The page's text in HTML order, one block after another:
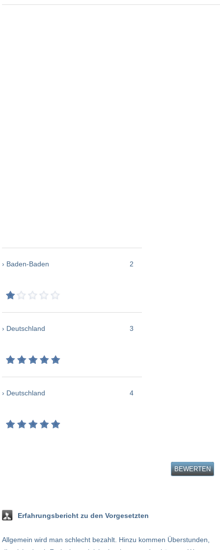
› Baden-Baden 2
› Deutschland 3
› Deutschland 4
BEWERTEN
Erfahrungsbericht zu den Vorgesetzten
Allgemein wird man schlecht bezahlt. Hinzu kommen Überstunden,